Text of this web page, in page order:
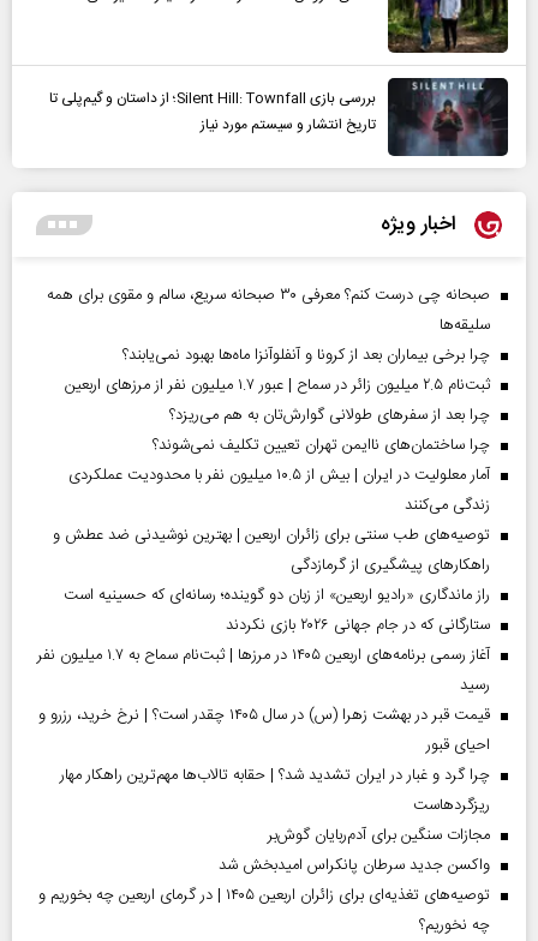
بررسی بازی Silent Hill: Townfall؛ از داستان و گیم‌پلی تا
تاریخ انتشار و سیستم مورد نیاز
اخبار ویژه
صبحانه چی درست کنم؟ معرفی ۳۰ صبحانه سریع، سالم و مقوی برای همه
سلیقه‌ها
چرا برخی بیماران بعد از کرونا و آنفلوآنزا ماه‌ها بهبود نمی‌یابند؟
ثبت‌نام ۲.۵ میلیون زائر در سماح | عبور ۱.۷ میلیون نفر از مرز‌های اربعین
چرا بعد از سفرهای طولانی گوارش‌تان به هم می‌ریزد؟
چرا ساختمان‌های ناایمن تهران تعیین تکلیف نمی‌شوند؟
آمار معلولیت در ایران | بیش از ۱۰.۵ میلیون نفر با محدودیت عملکردی
زندگی می‌کنند
توصیه‌های طب سنتی برای زائران اربعین | بهترین نوشیدنی ضد عطش و
راهکارهای پیشگیری از گرمازدگی
راز ماندگاری «رادیو اربعین» از زبان دو گوینده؛ رسانه‌ای که حسینیه است
ستارگانی که در جام جهانی ۲۰۲۶ بازی نکردند
آغاز رسمی برنامه‌های اربعین ۱۴۰۵ در مرز‌ها | ثبت‌نام سماح به ۱.۷ میلیون نفر
رسید
قیمت قبر در بهشت زهرا (س) در سال ۱۴۰۵ چقدر است؟ | نرخ خرید، رزرو و
احیای قبور
چرا گرد و غبار در ایران تشدید شد؟ | حقابه تالاب‌ها مهم‌ترین راهکار مهار
ریزگردهاست
مجازات سنگین برای آدم‌ربایان گوش‌بر
واکسن جدید سرطان پانکراس امیدبخش شد
توصیه‌های تغذیه‌ای برای زائران اربعین ۱۴۰۵ | در گرمای اربعین چه بخوریم و
چه نخوریم؟